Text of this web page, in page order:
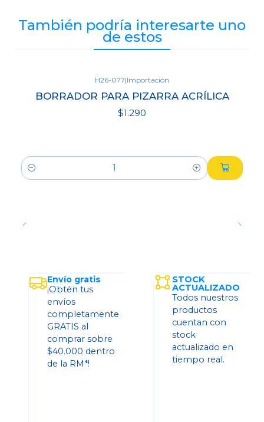
También podría interesarte uno
de estos
H26-077|Importación
BORRADOR PARA PIZARRA ACRÍLICA
$1.290
Cantidad
Envío gratis
¡Obtén tus
envíos
completamente
GRATIS al
comprar sobre
$40.000 dentro
de la RM*!
STOCK
ACTUALIZADO
Todos nuestros
productos
cuentan con
stock
actualizado en
tiempo real.